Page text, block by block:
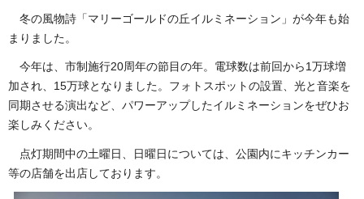
冬の風物詩「マリーゴールドの丘イルミネーション」が今年も始
まりました。
今年は、市制施行20周年の節目の年。電球数は前回から1万球増
加され、15万球となりました。フォトスポットの設置、光と音楽を
同期させる演出など、パワーアップしたイルミネーションをぜひお
楽しみください。
点灯期間中の土曜日、日曜日については、公園内にキッチンカー
等の店舗を出店しております。